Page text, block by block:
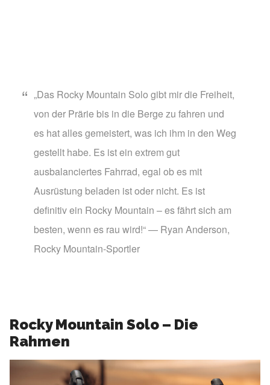
„Das Rocky Mountain Solo gibt mir die Freiheit,
von der Prärie bis in die Berge zu fahren und
es hat alles gemeistert, was ich ihm in den Weg
gestellt habe. Es ist ein extrem gut
ausbalanciertes Fahrrad, egal ob es mit
Ausrüstung beladen ist oder nicht. Es ist
definitiv ein Rocky Mountain – es fährt sich am
besten, wenn es rau wird!“ — Ryan Anderson,
Rocky Mountain-Sportler
Rocky Mountain Solo – Die
Rahmen